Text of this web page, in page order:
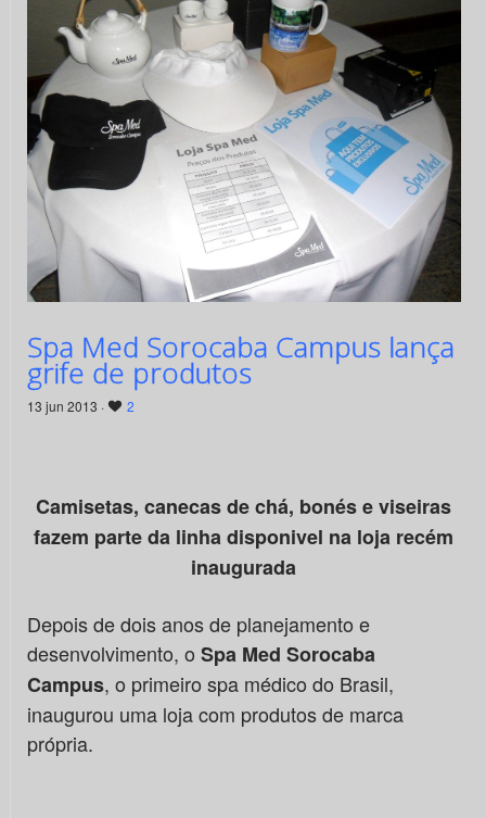
Spa Med Sorocaba Campus lança
grife de produtos
13 jun 2013 · 2
Camisetas, canecas de chá, bonés e viseiras
fazem parte da linha disponivel na loja recém
inaugurada
Depois de dois anos de planejamento e
desenvolvimento, o Spa Med Sorocaba
Campus, o primeiro spa médico do Brasil,
inaugurou uma loja com produtos de marca
própria.